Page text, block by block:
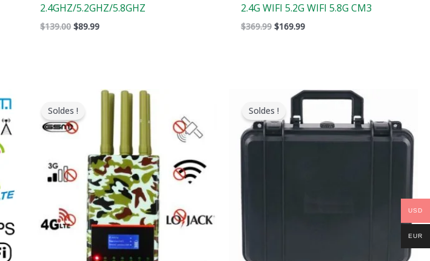
2.4GHZ/5.2GHZ/5.8GHZ
$139.00 $89.99
2.4G WIFI 5.2G WIFI 5.8G CM3
$369.99 $169.99
Soldes !original
était
:
$599.00.
Le
prix
actuel
est
$396.99.
Soldes !
original
était
:
Le
est
:
USD
EUR